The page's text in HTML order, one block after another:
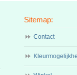
Sitemap:
Contact